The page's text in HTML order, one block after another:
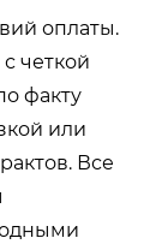
оплаты.
четкой
факту
или
Все